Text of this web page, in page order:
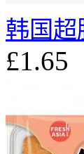
韩国超
£1.65